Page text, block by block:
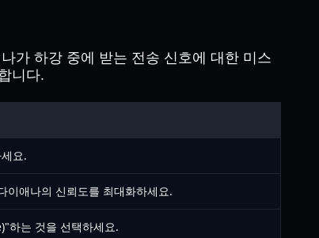
가 하강 중에 받는 전송 신호에 대한 미스
니다.
요.
애나의 신뢰도를 최대화하세요.
하는 것을 선택하세요.